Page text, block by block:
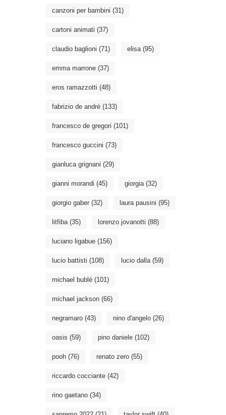
canzoni per bambini (31)
cartoni animati (37)
claudio baglioni (71) elisa(95)
emma marrone (37)
eros ramazzotti (48)
fabrizio de andré (133)
francesco de gregori (101)
francesco guccini (73)
gianluca grignani (29)
gianni morandi (45) giorgia(32)
giorgio gaber (32) laura pausini (95)
litfiba(35) lorenzo jovanotti (88)
luciano ligabue (156)
lucio battisti (108) lucio dalla(59)
michael bublé (101)
michael jackson (66)
negramaro (43) nino d'angelo (26)
oasis (59) pino daniele (102)
pooh (76) renato zero (55)
riccardo cocciante (42)
rino gaetano (34)